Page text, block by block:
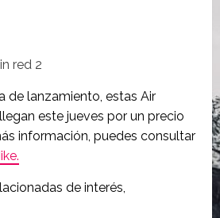
de lanzamiento, estas Air
este jueves por un precio
información, puedes consultar
de interés,